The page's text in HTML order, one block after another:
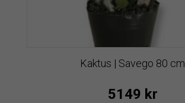
Kaktus | Savego 80 cm
5149 kr